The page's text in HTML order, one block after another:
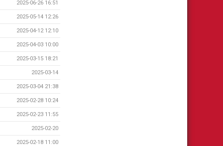
2025-06-26 16:51
2025-05-14 12:26
2025-04-12 12:10
2025-04-03 10:00
2025-03-15 18:21
2025-03-14
2025-03-04 21:38
2025-02-28 10:24
2025-02-23 11:55
2025-02-20
2025-02-18 11:00